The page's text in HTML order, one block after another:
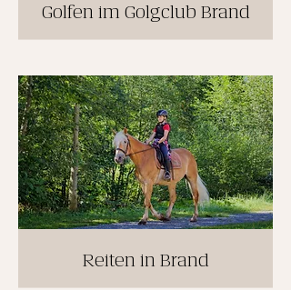
Golfen im Golgclub Brand
Reiten in Brand